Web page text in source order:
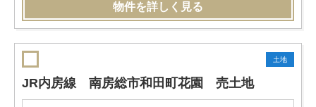
物件を詳しく見る
土地
JR内房線 南房総市和田町花園 売土地